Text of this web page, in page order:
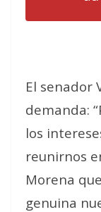
El senador
demanda:
los
reunirnos
Morena
genuina